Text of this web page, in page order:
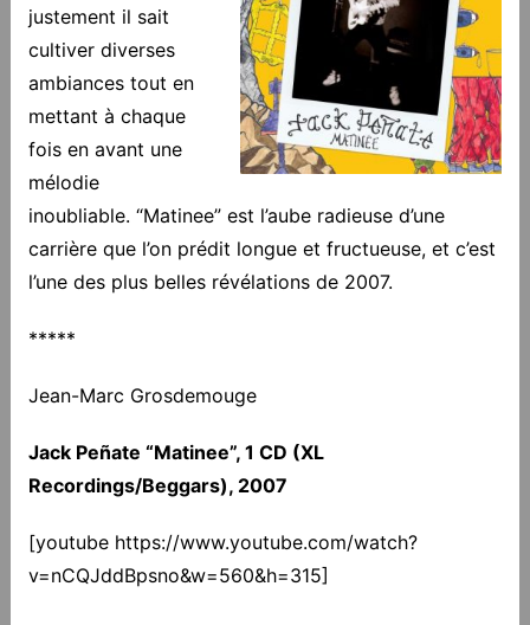
justement il sait
cultiver diverses
ambiances tout en
mettant à chaque
fois en avant une
mélodie
inoubliable. “Matinee” est l’aube radieuse d’une
carrière que l’on prédit longue et fructueuse, et c’est
l’une des plus belles révélations de 2007.
*****
Jean-Marc Grosdemouge
Jack Peñate “Matinee”, 1 CD (XL
Recordings/Beggars), 2007
[youtube https://www.youtube.com/watch?
v=nCQJddBpsno&w=560&h=315]